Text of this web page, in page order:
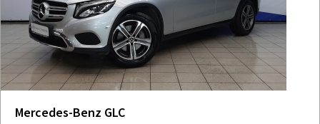
Mercedes-Benz GLC